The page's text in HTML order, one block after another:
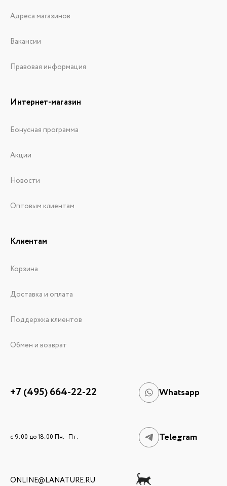
Адреса магазинов
Вакансии
Правовая информация
Интернет-магазин
Бонусная программа
Акции
Новости
Оптовым клиентам
Клиентам
Корзина
Доставка и оплата
Поддержка клиентов
Обмен и возврат
+7 (495) 664-22-22 Whatsapp
c 9:00 до 18:00 Пн. - Пт. Telegram
ONLINE@LANATURE.RU